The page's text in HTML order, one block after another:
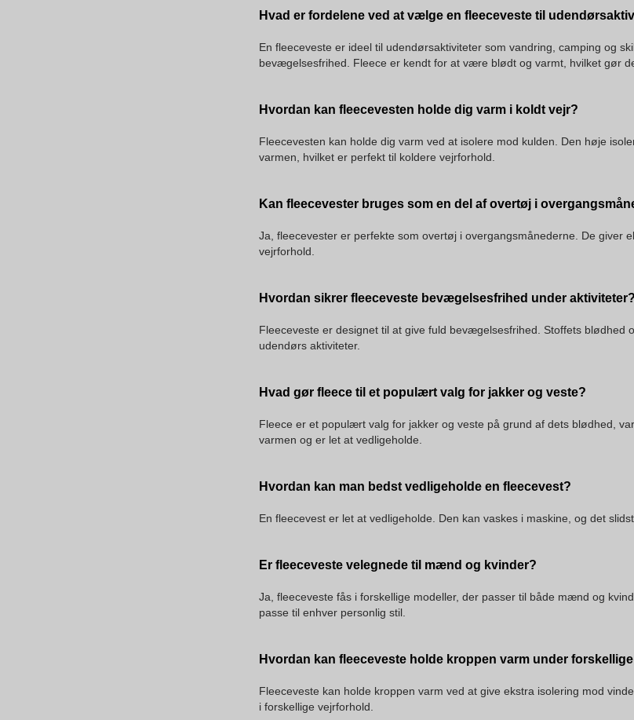
Hvad er fordelene ved at vælge en fleeceveste til
En fleeceveste er ideel til udendørsaktiviteter som vandring, camping og
bevægelsesfrihed. Fleece er kendt for at være blødt og varmt, hvilket gør
Hvordan kan fleecevesten holde dig varm i koldt vejr?
Fleecevesten kan holde dig varm ved at isolere mod kulden. Den høje
varmen, hvilket er perfekt til koldere vejrforhold.
Kan fleecevester bruges som en del af overtøj i
Ja, fleecevester er perfekte som overtøj i overgangsmånederne. De giver
vejrforhold.
Hvordan sikrer fleeceveste bevægelsesfrihed under aktiviteter?
Fleeceveste er designet til at give fuld bevægelsesfrihed. Stoffets
udendørs aktiviteter.
Hvad gør fleece til et populært valg for jakker og veste?
Fleece er et populært valg for jakker og veste på grund af dets blødhed,
varmen og er let at vedligeholde.
Hvordan kan man bedst vedligeholde en fleecevest?
En fleecevest er let at vedligeholde. Den kan vaskes i maskine, og det
Er fleeceveste velegnede til mænd og kvinder?
Ja, fleeceveste fås i forskellige modeller, der passer til både mænd og
passe til enhver personlig stil.
Hvordan kan fleeceveste holde kroppen varm under
Fleeceveste kan holde kroppen varm ved at give ekstra isolering mod
i forskellige vejrforhold.